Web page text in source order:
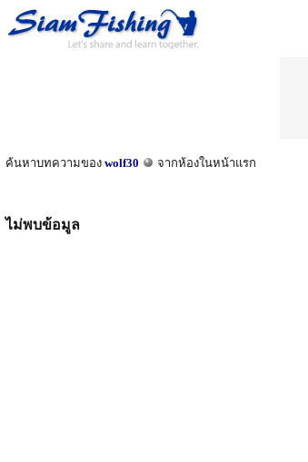
ค้นหาบทความของ wolf30 จากห้องในหน้าแรก
ไม่พบข้อมูล